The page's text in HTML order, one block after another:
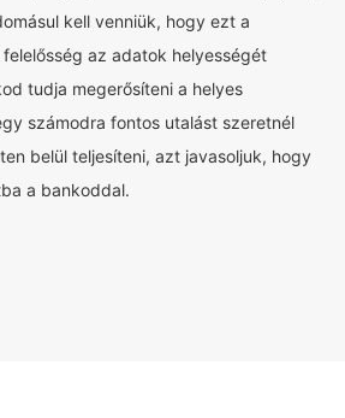
kell venniük, hogy ezt a
az adatok helyességét
tudja megerősíteni a helyes
számodra fontos utalást szeretnél
belül teljesíteni, azt javasoljuk, hogy
a bankoddal.